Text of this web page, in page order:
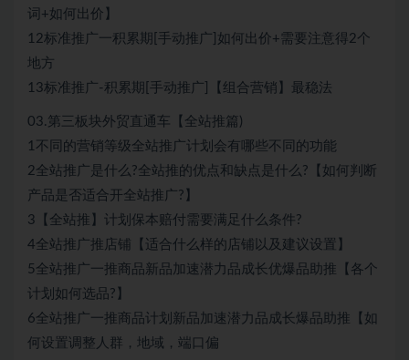
词+如何出价】
12标准推广一积累期[手动推广]如何出价+需要注意得2个
地方
13标准推广-积累期[手动推广]【组合营销】最稳法
03.第三板块外贸直通车【全站推篇)
1不同的营销等级全站推广计划会有哪些不同的功能
2全站推广是什么?全站推的优点和缺点是什么?【如何判断
产品是否适合开全站推广?】
3【全站推】计划保本赔付需要满足什么条件?
4全站推广推店铺【适合什么样的店铺以及建议设置】
5全站推广一推商品新品加速潜力品成长优爆品助推【各个
计划如何选品?】
6全站推广一推商品计划新品加速潜力品成长爆品助推【如
何设置调整人群，地域，端口偏